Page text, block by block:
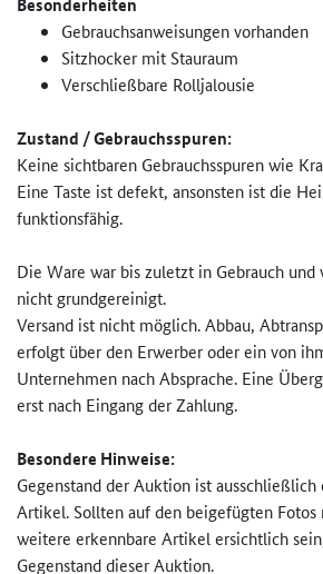
Gebrauchsanweisungen vorhanden
Sitzhocker mit Stauraum
Verschließbare Rolljalousie
Zustand / Gebrauchsspuren:
Keine sichtbaren Gebrauchsspuren wie
Eine Taste ist defekt, ansonsten ist die
funktionsfähig.
Die Ware war bis zuletzt in Gebrauch
nicht grundgereinigt.
Versand ist nicht möglich. Abbau,
erfolgt über den Erwerber oder ein von
Unternehmen nach Absprache. Eine
erst nach Eingang der Zahlung.
Besondere Hinweise:
Gegenstand der Auktion ist
Artikel. Sollten auf den beigefügten Fotos
weitere erkennbare Artikel ersichtlich
Gegenstand dieser Auktion.